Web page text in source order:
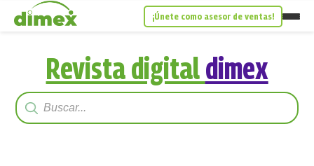
¡Únete como asesor de ventas!
Revista digitaldimex